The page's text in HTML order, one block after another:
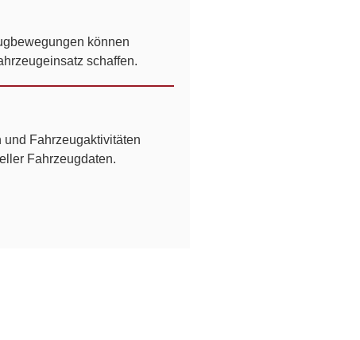
können
schaffen.
Fahrzeugaktivitäten
Fahrzeugdaten.